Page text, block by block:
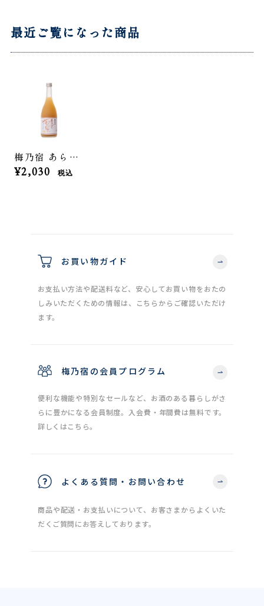
最近ご覧になった商品
梅乃宿 あらごしジンジャー720ml
¥2,030 税込
お買い物ガイド
お支払い方法や配送料など、安心してお買い物をおたの
しみいただくための情報は、こちらからご確認いただけ
ます。
梅乃宿の会員プログラム
便利な機能や特別なセールなど、お酒のある暮らしがさ
らに豊かになる会員制度。入会費・年間費は無料です。
詳しくはこちら。
よくある質問・お問い合わせ
商品や配送・お支払いについて、お客さまからよくいた
だくご質問にお答えしております。